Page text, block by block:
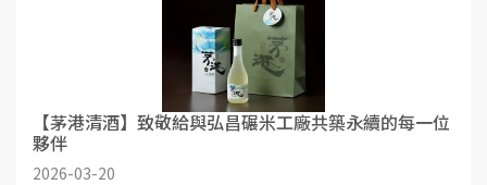
【茅港清酒】致敬給與弘昌碾米工廠共築永續的每一位
夥伴
2026-03-20